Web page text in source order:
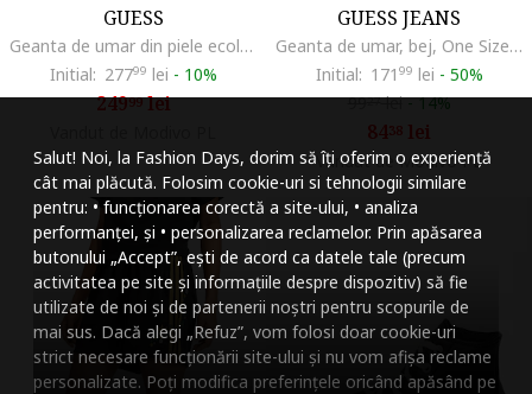
Salut! Noi, la Fashion Days, dorim să îți oferim o experiență
cât mai plăcută. Folosim cookie-uri si tehnologii similare
pentru: • funcționarea corectă a site-ului, • analiza
performanței, și • personalizarea reclamelor. Prin apăsarea
butonului „Accept”, ești de acord ca datele tale (precum
activitatea pe site și informațiile despre dispozitiv) să fie
utilizate de noi și de partenerii noștri pentru scopurile de
mai sus. Dacă alegi „Refuz”, vom folosi doar cookie-uri
strict necesare funcționării site-ului și nu vom afișa reclame
personalizate. Poți modifica preferințele oricând apăsând pe
GUESS
Geanta de umar din piele ecologica cu model cu monograma
Initial: 27799 lei - 10%
24999lei
GUESS JEANS
Geanta de umar, bej, One Size INTL
Initial: 171 99 lei - 50%
9927lei -14%
8438 lei
Vandut de Modivo PL
Mareste
Micsoreaza
Mareste spatierea
Micsoreaza
Mareste inaltimea
Micsoreaza